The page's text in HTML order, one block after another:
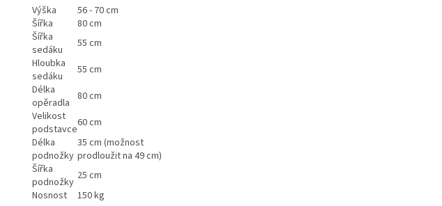
Výška
56 - 70 cm
Šířka
80 cm
Šířka
sedáku
55 cm
Hloubka
sedáku
55 cm
Délka
opěradla
80 cm
Velikost
podstavce60 cm
Délka
podnožky
35 cm (možnost
prodloužit na 49 cm)
Šířka
podnožky 25 cm
Nosnost
150 kg